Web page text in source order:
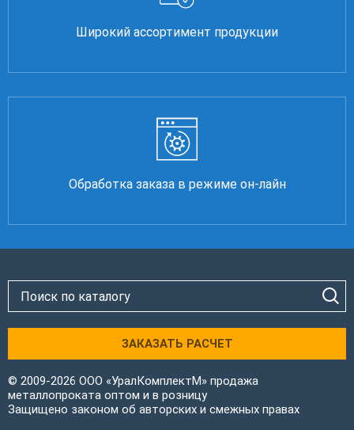
Широкий ассортимент продукции
Обработка заказа в режиме он-лайн
ЗАКАЗАТЬ РАСЧЕТ
© 2009-2026 ООО «УралКомплектМ» продажа
металлопроката оптом и в розницу
Защищено законом об авторских и смежных правах